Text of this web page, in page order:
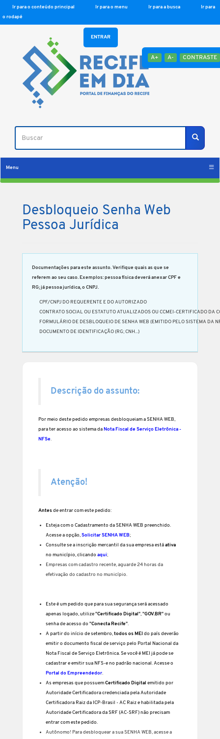
Ir para o conteúdo principal Ir para o menu Ir para a busca
Ir para
o rodapé
A+ A- CONTRASTE
Buscar
ENTRAR
Menu
Desbloqueio Senha Web
Pessoa Jurídica
Documentações para este assunto. Verifique quais as que se
referem ao seu caso. Exemplos: pessoa física deverá anexar CPF e
RG; já pessoa jurídica, o CNPJ.
CPF/CNPJ DO REQUERENTE E DO AUTORIZADO
CONTRATO SOCIAL OU ESTATUTO ATUALIZADOS OU CCMEI-CERTIFICADO DA
FORMULÁRIO DE DESBLOQUEIO DE SENHA WEB (EMITIDO PELO SISTEMA DA
DOCUMENTO DE IDENTIFICAÇÃO (RG; CNH...)
Descrição do assunto:
Por meio deste pedido empresas desbloqueiam a SENHA WEB,
para ter acesso ao sistema da Nota Fiscal de Serviço Eletrônica -
NFSe.
Atenção!
Antesde entrar com este pedido:
Esteja com o Cadastramento da SENHA WEB preenchido.
Acesse a opção,Solicitar SENHA WEB;
Consulte se a inscrição mercantil da sua empresa estáativa
no município, clicando aqui;
Empresas com cadastro recente, aguarde 24 horas da
efetivação do cadastro no município.
Este é um pedido que para sua segurança será acessado
apenas logado, utilize "Certificado Digital", "GOV.BR" ou
senha de acesso do "Conecta Recife".
A partir do início de setembro,todos os MEI do país deverão
emitir o documento fiscal de serviço pelo Portal Nacional da
Nota Fiscal de Serviço Eletrônica. Se você é MEI já pode se
cadastrar e emitir sua NFS-e no padrão nacional. Acesse o
Portal do Empreendedor.
As empresas que possuemCertificado Digital emitido por
Autoridade Certificadora credenciada pela Autoridade
Certificadora Raiz da ICP-Brasil - AC Raiz e habilitada pela
Autoridade Certificadora da SRF (AC-SRF) não precisam
entrar com este pedido.
Autônomo! Para desbloquear a sua SENHA WEB, acesse a